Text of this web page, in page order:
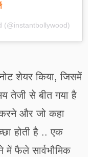
(@instantbollywood)
शेयर किया, जिसमें
तेजी से बीत गया है
और जो कहा
होती है .. एक
फैले सार्वभौमिक